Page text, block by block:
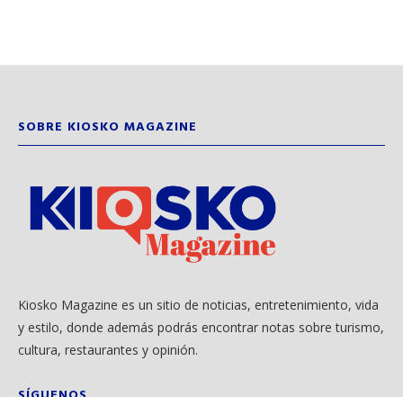
SOBRE KIOSKO MAGAZINE
Kiosko Magazine es un sitio de noticias, entretenimiento, vida
y estilo, donde además podrás encontrar notas sobre turismo,
cultura, restaurantes y opinión.